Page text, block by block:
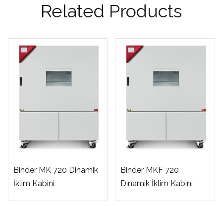
Related Products
Binder MK 720 Dinamik
İklim Kabini
Binder MKF 720
Dinamik İklim Kabini